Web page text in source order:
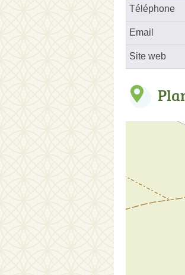
Téléphone
Email
Site web